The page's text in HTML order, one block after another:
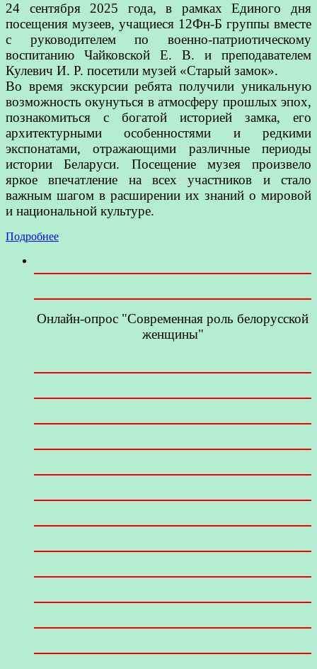
24 сентября 2025 года, в рамках Единого дня
посещения музеев, учащиеся 12Фн-Б группы вместе
с руководителем по военно-патриотическому
воспитанию Чайковской Е. В. и преподавателем
Кулевич И. Р. посетили музей «Старый замок».
Во время экскурсии ребята получили уникальную
возможность окунуться в атмосферу прошлых эпох,
познакомиться с богатой историей замка, его
архитектурными особенностями и редкими
экспонатами, отражающими различные периоды
истории Беларуси. Посещение музея произвело
яркое впечатление на всех участников и стало
важным шагом в расширении их знаний о мировой
и национальной культуре.
Подробнее
Онлайн-опрос "Современная роль белорусской
женщины"